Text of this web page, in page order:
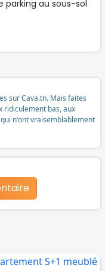
parking au sous-sol
sur Cava.tn. Mais faites
ridiculement bas, aux
n'ont vraisemblablement